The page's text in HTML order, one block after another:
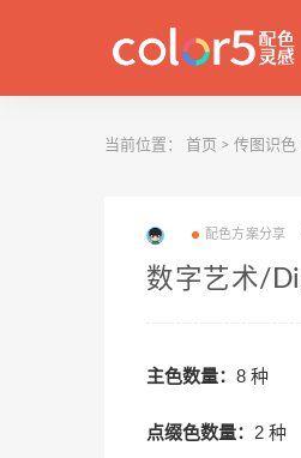
当前位置： 首页 > 传图识色
配色方案分享
数字艺术/
主色数量： 8 种
点缀色数量： 2 种